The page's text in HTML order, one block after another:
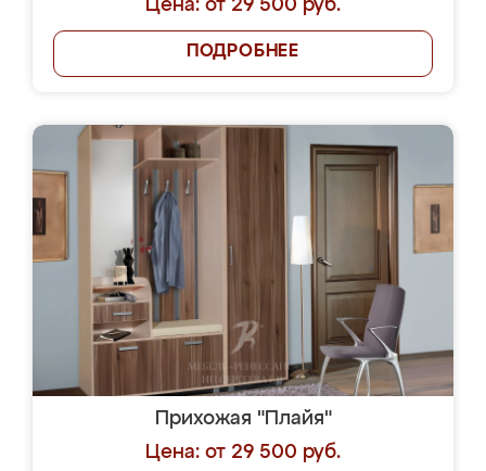
Цена: от 29 500 руб.
ПОДРОБНЕЕ
Прихожая "Плайя"
Цена: от 29 500 руб.